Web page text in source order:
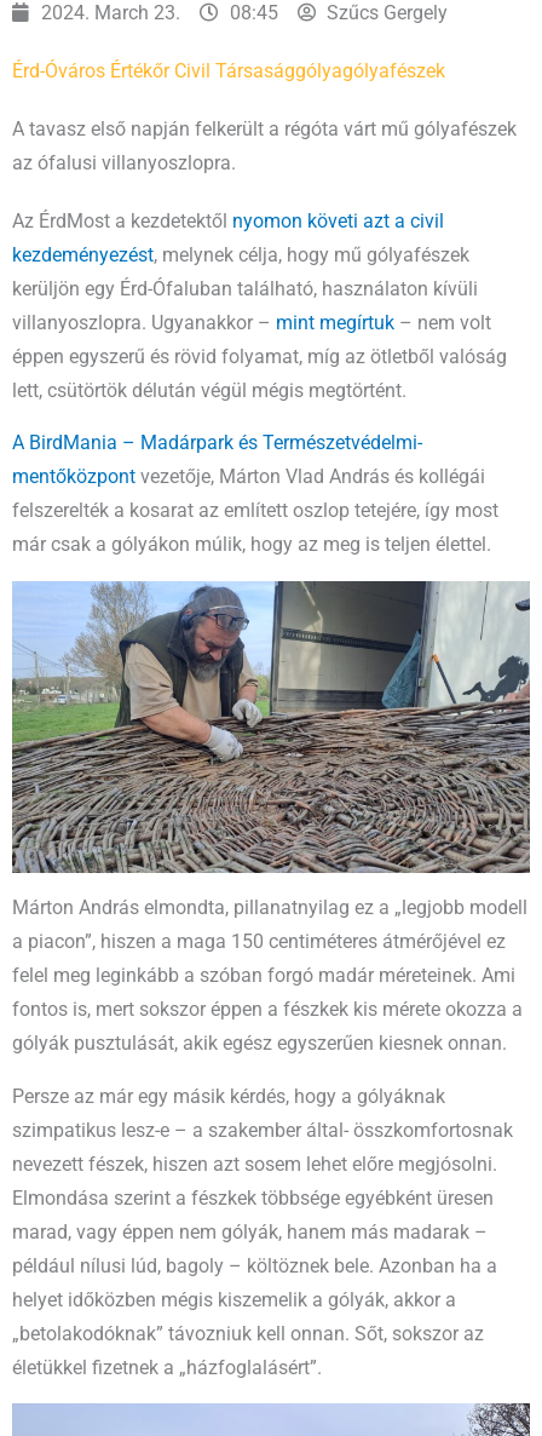
2024. March 23. 08:45 Szűcs Gergely
Érd-Óváros Értékőr Civil Társasággólyagólyafészek
A tavasz első napján felkerült a régóta várt mű gólyafészek
az ófalusi villanyoszlopra.
Az ÉrdMost a kezdetektől nyomon követi azt a civil
kezdeményezést, melynek célja, hogy mű gólyafészek
kerüljön egy Érd-Ófaluban található, használaton kívüli
villanyoszlopra. Ugyanakkor – mint megírtuk – nem volt
éppen egyszerű és rövid folyamat, míg az ötletből valóság
lett, csütörtök délután végül mégis megtörtént.
A BirdMania – Madárpark és Természetvédelmi-
mentőközpont vezetője, Márton Vlad András és kollégái
felszerelték a kosarat az említett oszlop tetejére, így most
már csak a gólyákon múlik, hogy az meg is teljen élettel.
Márton András elmondta, pillanatnyilag ez a „legjobb modell
a piacon”, hiszen a maga 150 centiméteres átmérőjével ez
felel meg leginkább a szóban forgó madár méreteinek. Ami
fontos is, mert sokszor éppen a fészkek kis mérete okozza a
gólyák pusztulását, akik egész egyszerűen kiesnek onnan.
Persze az már egy másik kérdés, hogy a gólyáknak
szimpatikus lesz-e – a szakember által- összkomfortosnak
nevezett fészek, hiszen azt sosem lehet előre megjósolni.
Elmondása szerint a fészkek többsége egyébként üresen
marad, vagy éppen nem gólyák, hanem más madarak –
például nílusi lúd, bagoly – költöznek bele. Azonban ha a
helyet időközben mégis kiszemelik a gólyák, akkor a
„betolakodóknak” távozniuk kell onnan. Sőt, sokszor az
életükkel fizetnek a „házfoglalásért”.